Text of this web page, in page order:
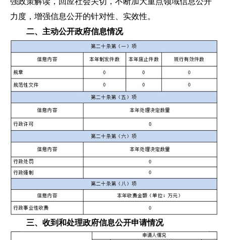
力度，增强信息公开的针对性、实效性。
二、主动公开政府信息情况
三、收到和处理政府信息公开申请情况